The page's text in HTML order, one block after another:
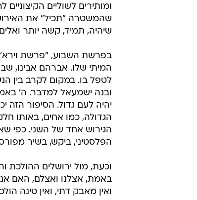
ומותירים לשוליים
שהמשטרה "תכיל" את
שיהיה, תמיד, קשה יותר ואלים
בפרשת השבוע, "פרשת וירא"
המיתי שלו. אברהם אבינו,
לטפל בו. במקום לקרב בין
ובנה ישמעאל למדבר. ה'
יהיה לעם גדול. הסיפור הזה
הגדולה, כמו אחים, באותו
הגירוש אחד של השני. כפי
הפלסטיני, ביקש, בשיר
וכעת, מול ירושלים ההולכת
באמת, אצלנו ואצלם, האם
ואין מאבק דתי, ואין טינה